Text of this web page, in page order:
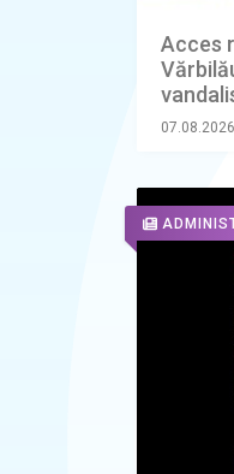
Acces
07.08.2026